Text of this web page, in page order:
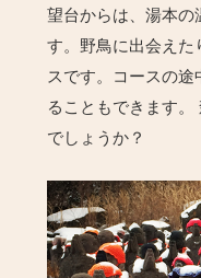
望台からは、湯本の
す。野鳥に出会えた
スです。コースの
ることもできます
でしょうか？